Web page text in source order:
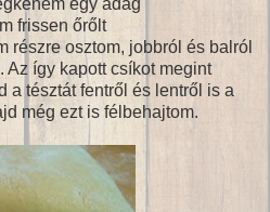
egy adag
frissen őrőlt
részre osztom, jobbról és balról
Az így kapott csíkot megint
a tésztát fentről és lentről is a
még ezt is félbehajtom.